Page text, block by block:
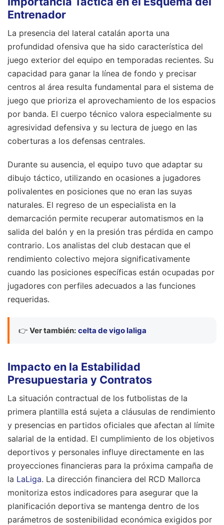
Entrenador
La presencia del lateral catalán aporta una
profundidad ofensiva que ha sido característica del
juego exterior del equipo en temporadas recientes. Su
capacidad para ganar la línea de fondo y precisar
centros al área resulta fundamental para el sistema de
juego que prioriza el aprovechamiento de los espacios
por banda. El cuerpo técnico valora especialmente su
agresividad defensiva y su lectura de juego en las
coberturas a los defensas centrales.
Durante su ausencia, el equipo tuvo que adaptar su
dibujo táctico, utilizando en ocasiones a jugadores
polivalentes en posiciones que no eran las suyas
naturales. El regreso de un especialista en la
demarcación permite recuperar automatismos en la
salida del balón y en la presión tras pérdida en campo
contrario. Los analistas del club destacan que el
rendimiento colectivo mejora significativamente
cuando las posiciones específicas están ocupadas por
jugadores con perfiles adecuados a las funciones
requeridas.
👉 Ver también: celta de vigo laliga
Impacto en la Estabilidad
Presupuestaria y Contratos
La situación contractual de los futbolistas de la
primera plantilla está sujeta a cláusulas de rendimiento
y presencias en partidos oficiales que afectan al límite
salarial de la entidad. El cumplimiento de los objetivos
deportivos y personales influye directamente en las
proyecciones financieras para la próxima campaña de
la LaLiga. La dirección financiera del RCD Mallorca
monitoriza estos indicadores para asegurar que la
planificación deportiva se mantenga dentro de los
parámetros de sostenibilidad económica exigidos por